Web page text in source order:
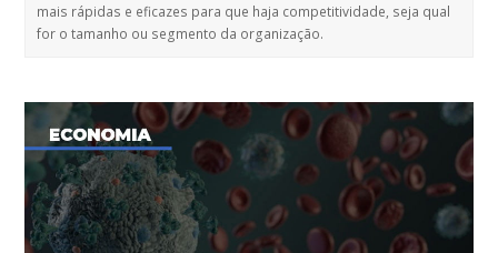
mais rápidas e eficazes para que haja competitividade, seja qual
for o tamanho ou segmento da organização.